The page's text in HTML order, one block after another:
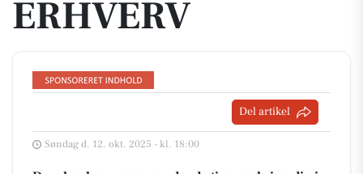
ERHVERV
Del artikel
Søndag d. 12. okt. 2025 - kl. 18:00